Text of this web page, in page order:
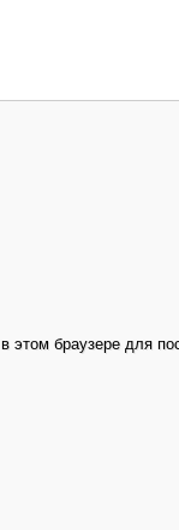
этом браузере для